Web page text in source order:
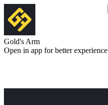
Gold's Arm
Open in app for better experience